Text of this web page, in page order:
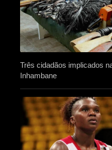
Três cidadãos implicados
Inhambane